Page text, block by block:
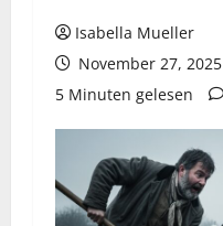
Isabella Mueller
November 27, 2025
5 Minuten gelesen